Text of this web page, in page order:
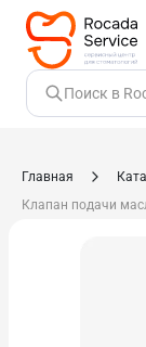
Поиск в
Главная